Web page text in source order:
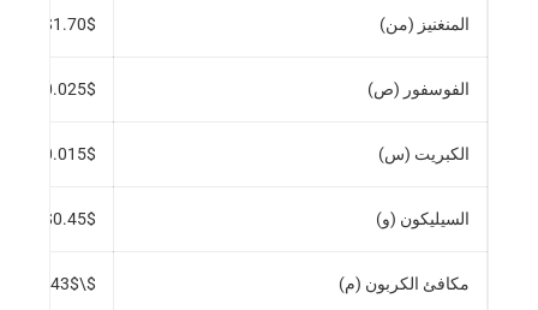
المنغنيز (من) $1.70$
الفوسفور (ص) $0.025$
الكبريت (س) $0.015$
السيليكون (و) $0.45$
مكافئ الكربون (م) $\leq 0.43$